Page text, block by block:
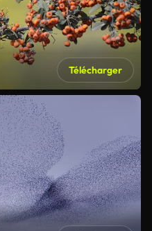
Télécharger